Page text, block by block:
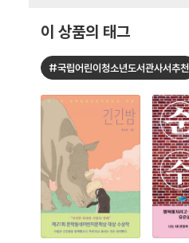
이 상품의 태그
#국립어린이청소년도서관사서추천